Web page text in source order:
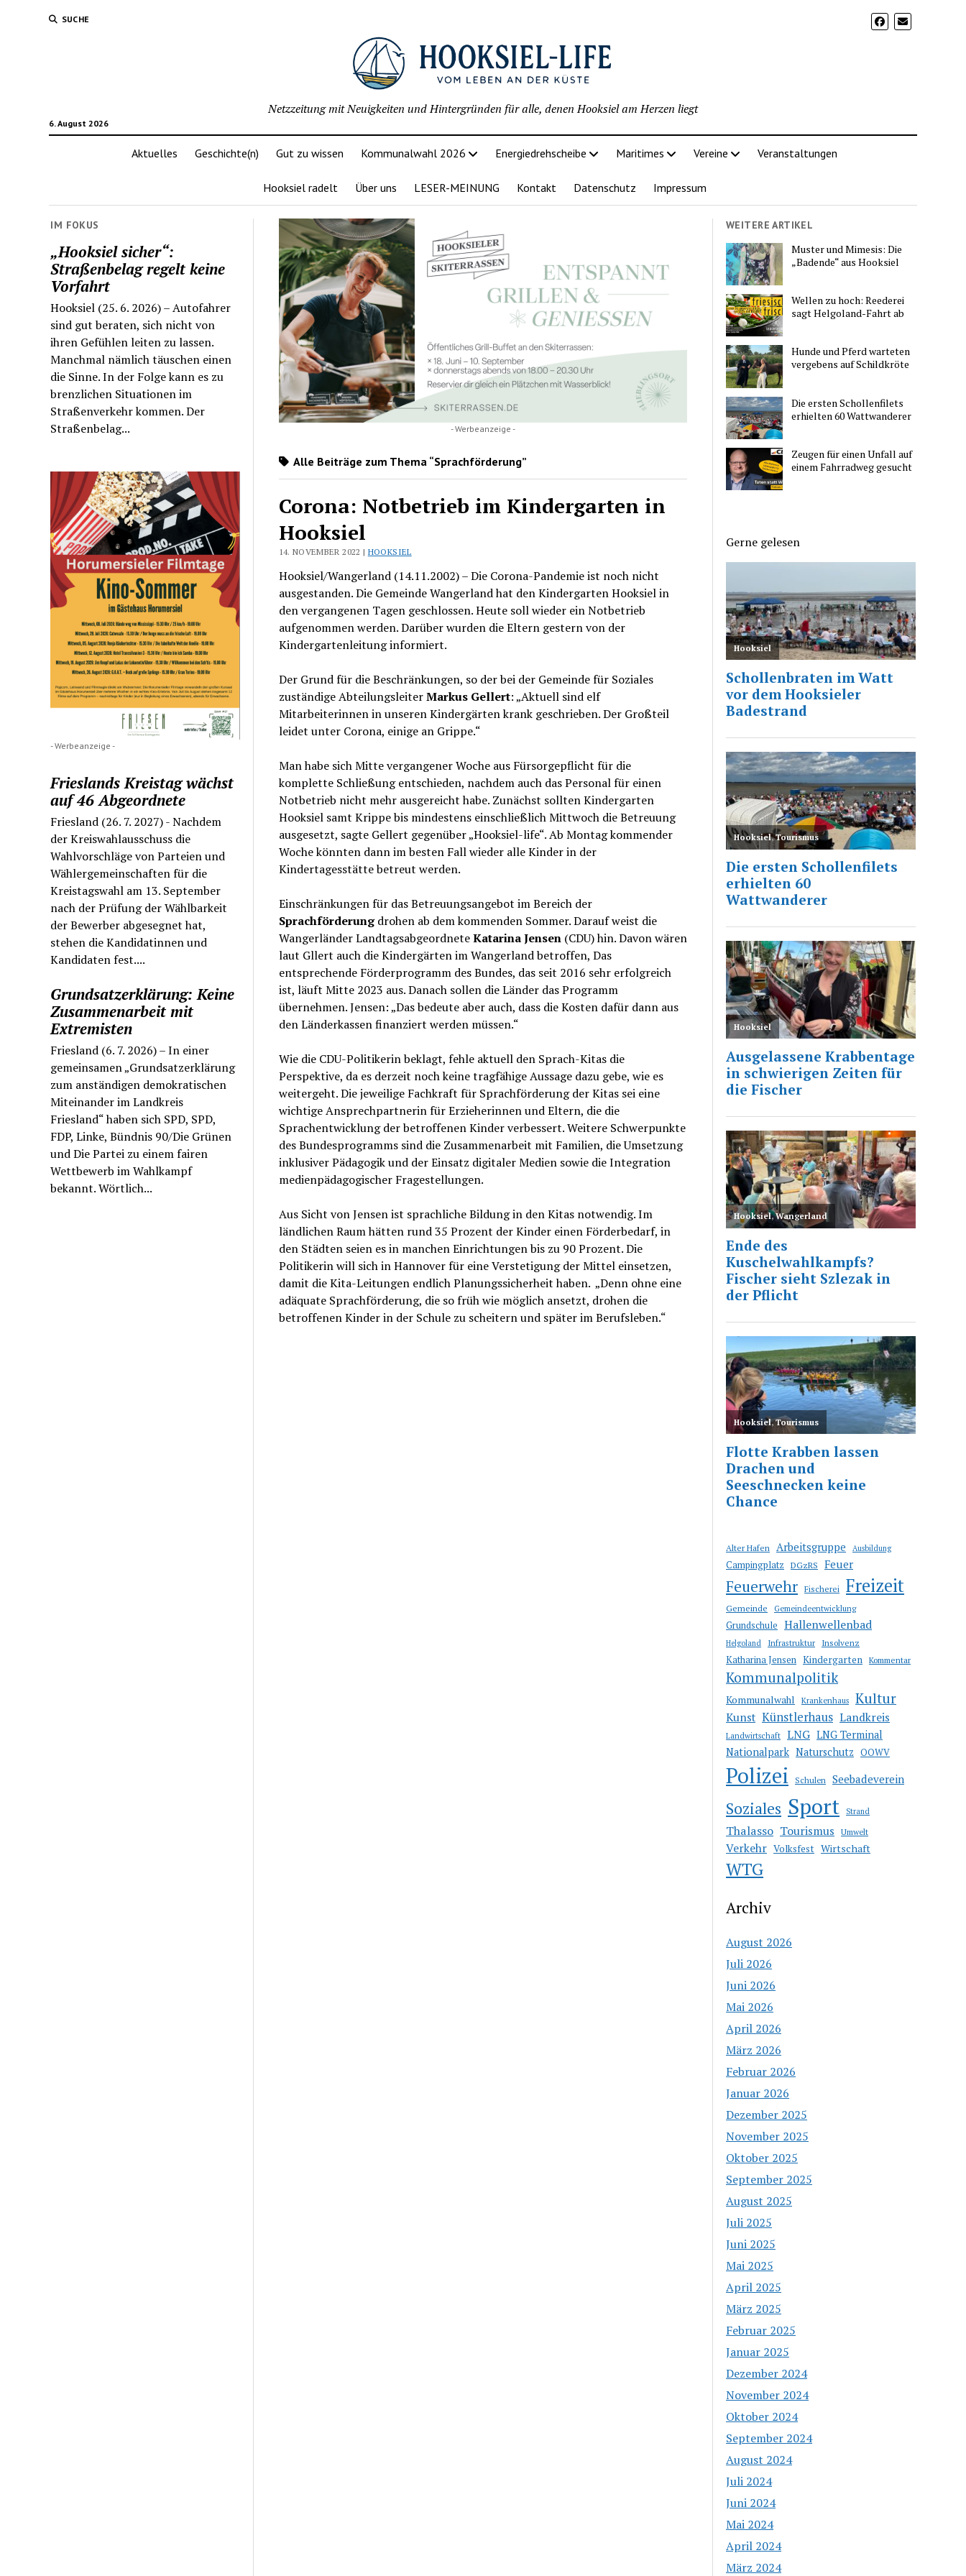
SUCHE
6. August 2026
Netzzeitung mit Neuigkeiten und Hintergründen für alle, denen Hooksiel am Herzen liegt
Aktuelles Geschichte(n) Gut zu wissen Kommunalwahl 2026 Energiedrehscheibe Maritimes Vereine Veranstaltungen
Hooksiel radelt Über uns LESER-MEINUNG Kontakt Datenschutz Impressum
IM FOKUS
„Hooksiel sicher“:
Straßenbelag regelt keine
Vorfahrt
Hooksiel (25. 6. 2026) – Autofahrer
sind gut beraten, sich nicht von
ihren Gefühlen leiten zu lassen.
Manchmal nämlich täuschen einen
die Sinne. In der Folge kann es zu
brenzlichen Situationen im
Straßenverkehr kommen. Der
Straßenbelag...
- Werbeanzeige -
Frieslands Kreistag wächst
auf 46 Abgeordnete
Friesland (26. 7. 2027) - Nachdem
der Kreiswahlausschuss die
Wahlvorschläge von Parteien und
Wählergemeinschaften für die
Kreistagswahl am 13. September
nach der Prüfung der Wählbarkeit
der Bewerber abgesegnet hat,
stehen die Kandidatinnen und
Kandidaten fest....
Grundsatzerklärung: Keine
Zusammenarbeit mit
Extremisten
Friesland (6. 7. 2026) – In einer
gemeinsamen „Grundsatzerklärung
zum anständigen demokratischen
Miteinander im Landkreis
Friesland“ haben sich SPD, SPD,
FDP, Linke, Bündnis 90/Die Grünen
und Die Partei zu einem fairen
Wettbewerb im Wahlkampf
bekannt. Wörtlich...
- Werbeanzeige -
Alle Beiträge zum Thema “Sprachförderung”
Corona: Notbetrieb im Kindergarten in
Hooksiel
14. NOVEMBER 2022 | HOOKSIEL
Hooksiel/Wangerland (14.11.2002) – Die Corona-Pandemie ist noch nicht
ausgestanden. Die Gemeinde Wangerland hat den Kindergarten Hooksiel in
den vergangenen Tagen geschlossen. Heute soll wieder ein Notbetrieb
aufgenommen werden. Darüber wurden die Eltern gestern von der
Kindergartenleitung informiert.
Der Grund für die Beschränkungen, so der bei der Gemeinde für Soziales
zuständige AbteilungsleiterMarkus Gellert: „Aktuell sind elf
Mitarbeiterinnen in unseren Kindergärten krank geschrieben. Der Großteil
leidet unter Corona, einige an Grippe.“
Man habe sich Mitte vergangener Woche aus Fürsorgepflicht für die
komplette Schließung entschieden, nachdem auch das Personal für einen
Notbetrieb nicht mehr ausgereicht habe. Zunächst sollten Kindergarten
Hooksiel samt Krippe bis mindestens einschließlich Mittwoch die Betreuung
ausgesetzt, sagte Gellert gegenüber „Hooksiel-life“. Ab Montag kommender
Woche könnten dann im besten Fall wieder alle Kinder in der
Kindertagesstätte betreut werden.
Einschränkungen für das Betreuungsangebot im Bereich der
Sprachförderungdrohen ab dem kommenden Sommer. Darauf weist die
Wangerländer LandtagsabgeordneteKatarina Jensen(CDU) hin. Davon wären
laut Gllert auch die Kindergärten im Wangerland betroffen, Das
entsprechende Förderprogramm des Bundes, das seit 2016 sehr erfolgreich
ist, läuft Mitte 2023 aus. Danach sollen die Länder das Programm
übernehmen. Jensen: „Das bedeute aber auch, dass die Kosten dafür dann aus
den Länderkassen finanziert werden müssen.“
Wie die CDU-Politikerin beklagt, fehle aktuell den Sprach-Kitas die
Perspektive, da es derzeit noch keine tragfähige Aussage dazu gebe, wie es
weitergeht. Die jeweilige Fachkraft für Sprachförderung der Kitas sei eine
wichtige Ansprechpartnerin für Erzieherinnen und Eltern, die die
Sprachentwicklung der betroffenen Kinder verbessert. Weitere Schwerpunkte
des Bundesprogramms sind die Zusammenarbeit mit Familien, die Umsetzung
inklusiver Pädagogik und der Einsatz digitaler Medien sowie die Integration
medienpädagogischer Fragestellungen.
Aus Sicht von Jensen ist sprachliche Bildung in den Kitas notwendig. Im
ländlichen Raum hätten rund 35 Prozent der Kinder einen Förderbedarf, in
den Städten seien es in manchen Einrichtungen bis zu 90 Prozent. Die
Politikerin will sich in Hannover für eine Verstetigung der Mittel einsetzen,
damit die Kita-Leitungen endlich Planungssicherheit haben. „Denn ohne eine
adäquate Sprachförderung, die so früh wie möglich ansetzt, drohen die
betroffenen Kinder in der Schule zu scheitern und später im Berufsleben.“
WEITERE ARTIKEL
Muster und Mimesis: Die
„Badende“ aus Hooksiel
Wellen zu hoch: Reederei
sagt Helgoland-Fahrt ab
Hunde und Pferd warteten
vergebens auf Schildkröte
Die ersten Schollenfilets
erhielten 60 Wattwanderer
Zeugen für einen Unfall auf
einem Fahrradweg gesucht
Gerne gelesen
Alter Hafen Arbeitsgruppe Ausbildung
Campingplatz DGzRS Feuer
Feuerwehr Fischerei Freizeit
Gemeinde Gemeindeentwicklung
Grundschule Hallenwellenbad
Helgoland Infrastruktur Insolvenz
Katharina Jensen Kindergarten Kommentar
Kommunalpolitik
Kommunalwahl Krankenhaus Kultur
Kunst Künstlerhaus Landkreis
Landwirtschaft LNG LNG Terminal
Nationalpark Naturschutz OOWV
Polizei Schulen Seebadeverein
Soziales Sport Strand
Thalasso Tourismus Umwelt
Verkehr Volksfest Wirtschaft
WTG
Archiv
August 2026
Juli 2026
Juni 2026
Mai 2026
April 2026
März 2026
Februar 2026
Januar 2026
Dezember 2025
November 2025
Oktober 2025
September 2025
August 2025
Juli 2025
Juni 2025
Mai 2025
April 2025
März 2025
Februar 2025
Januar 2025
Dezember 2024
November 2024
Oktober 2024
September 2024
August 2024
Juli 2024
Juni 2024
Mai 2024
April 2024
März 2024